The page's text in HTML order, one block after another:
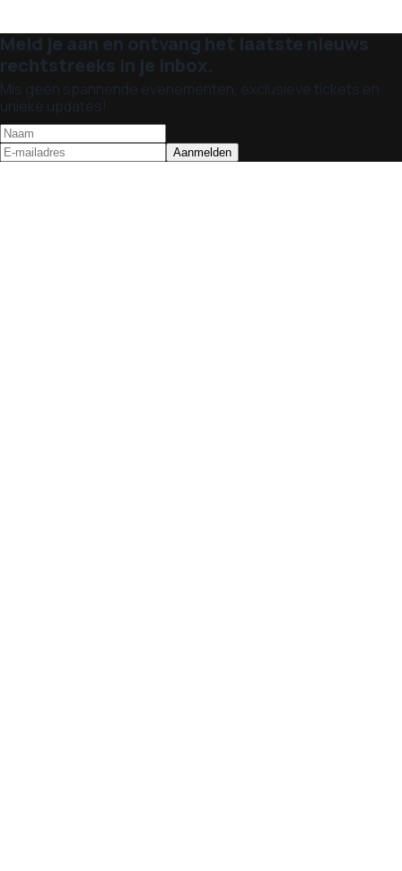
Meld je aan en ontvang het laatste nieuws
rechtstreeks in je inbox.
Mis geen spannende evenementen, exclusieve tickets en
unieke updates!